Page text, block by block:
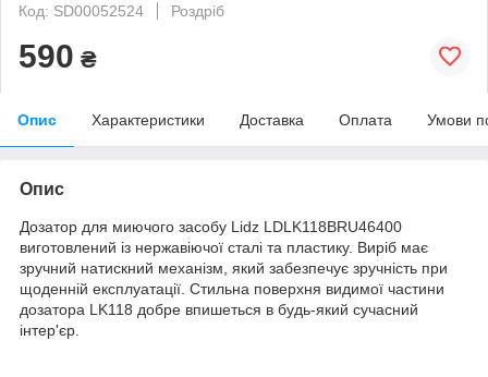
Код: SD00052524
Роздріб
590 ₴
Опис Характеристики Доставка Оплата Умови
Опис
Дозатор для миючого засобу Lidz LDLK118BRU46400
виготовлений із нержавіючої сталі та пластику. Виріб має
зручний натискний механізм, який забезпечує зручність при
щоденній експлуатації. Стильна поверхня видимої частини
дозатора LK118 добре впишеться в будь-який сучасний
інтер'єр.